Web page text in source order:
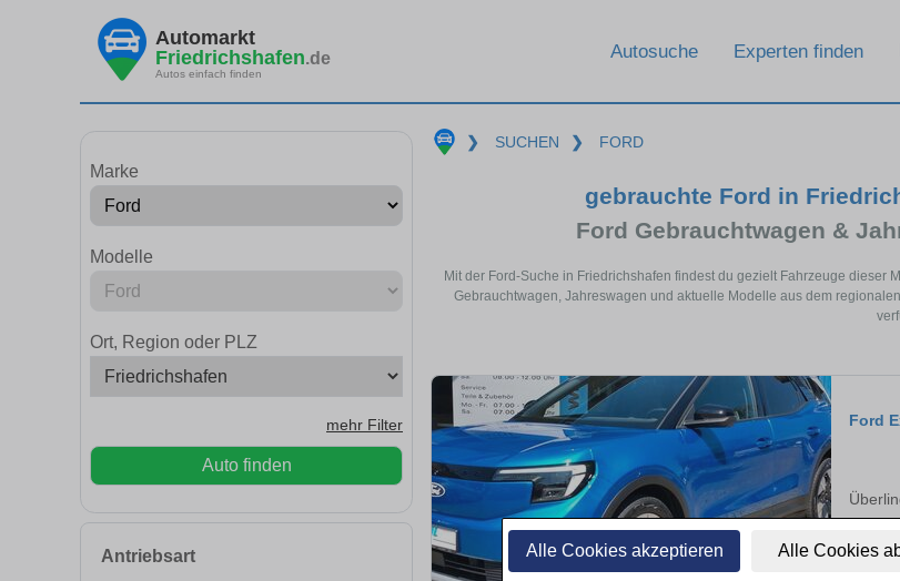
Alle Cookies akzeptieren Alle Cookies
Automarkt
Friedrichshafen.de
Autos einfach finden
Autosuche Experten finden
Marke
Modelle
Ort, Region oder PLZ
mehr Filter
Auto finden
Antriebsart
❯ SUCHEN ❯ FORD
gebrauchte Ford in
Ford Gebrauchtwagen &
Mit der Ford-Suche in Friedrichshafen findest du gezielt Fahrzeuge dieser
Gebrauchtwagen, Jahreswagen und aktuelle Modelle aus dem
Ford
7.800